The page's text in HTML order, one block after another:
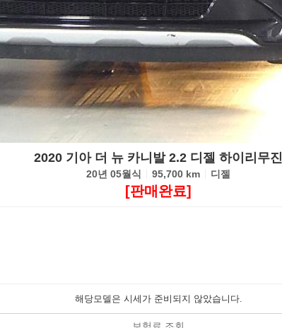
2020 기아 더 뉴 카니발 2.2 디젤 하이리무진
20년 05월식 95,700 km 디젤
[판매완료]
해당모델은 시세가 준비되지 않았습니다.